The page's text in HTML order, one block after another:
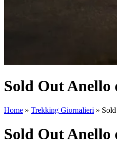
Sold Out Anello
Home » Trekking Giornalieri »
Sold Out Anello